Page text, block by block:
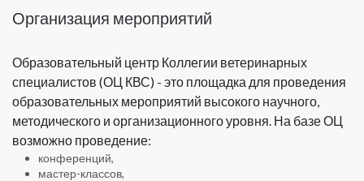
Организация мероприятий
Образовательный центр Коллегии ветеринарных
специалистов (ОЦ КВС) - это площадка для проведения
образовательных мероприятий высокого научного,
методического и организационного уровня. На базе ОЦ
возможно проведение:
конференций,
мастер-классов,